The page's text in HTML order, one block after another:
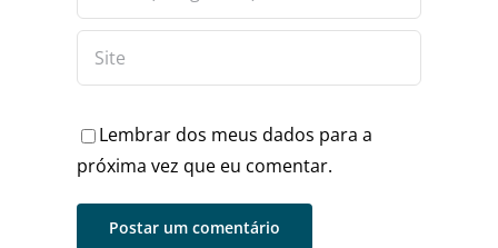
Lembrar dos meus dados para a
próxima vez que eu comentar.